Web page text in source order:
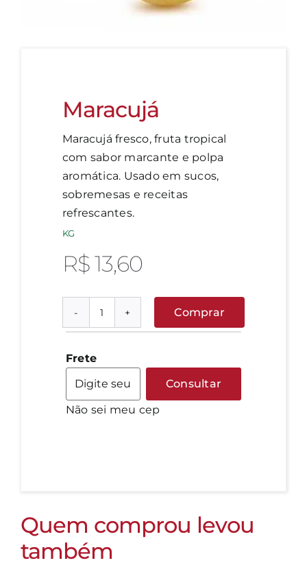
Maracujá
Maracujá fresco, fruta tropical
com sabor marcante e polpa
aromática. Usado em sucos,
sobremesas e receitas
refrescantes.
KG
R$13,60
Comprar
Frete
Consultar
Não sei meu cep
Quem comprou levou
também